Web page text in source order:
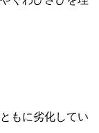
もに劣化してい